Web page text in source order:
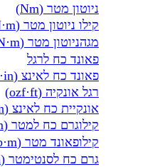
ניוטון מטר (Nm)
קילו ניוטון מטר (kN·m)
מגהניוטון מטר (MN·m)
פאונד כח לרגל
פאונד כח לאינצ (lbf·in)
רגל אונקיה (ozf·ft)
אונקיית כח לאינצ (ozf·in)
קילוגרם כח למטר (kgf·m)
קילופאונד מטר (kp·m)
גרם כח לסנטימטר (gf·cm)